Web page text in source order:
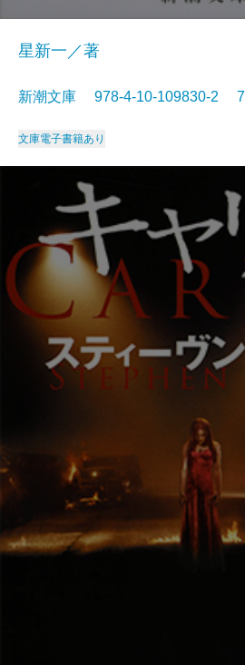
星新一／著
新潮文庫 978-4-10-109830-2
文庫電子書籍あり